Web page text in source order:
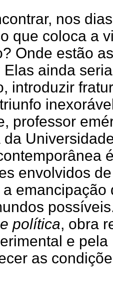
nos
que coloca a
Onde estão
Elas ainda
introduzir
professor
da
envolvidos
política, obra
e
as